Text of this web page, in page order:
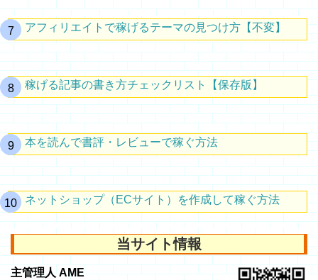
アフィリエイトで稼げるテーマの見つけ方【不変】
稼げる記事の書き方チェックリスト【保存版】
本を読んで書評・レビューで稼ぐ方法
ネットショップ（ECサイト）を作成して稼ぐ方法
当サイト情報
主管理人 AME